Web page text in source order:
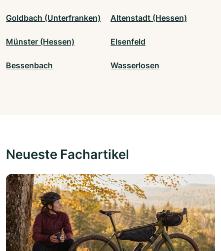
Goldbach (Unterfranken) Altenstadt (Hessen)
Münster (Hessen) Elsenfeld
Bessenbach Wasserlosen
Neueste Fachartikel